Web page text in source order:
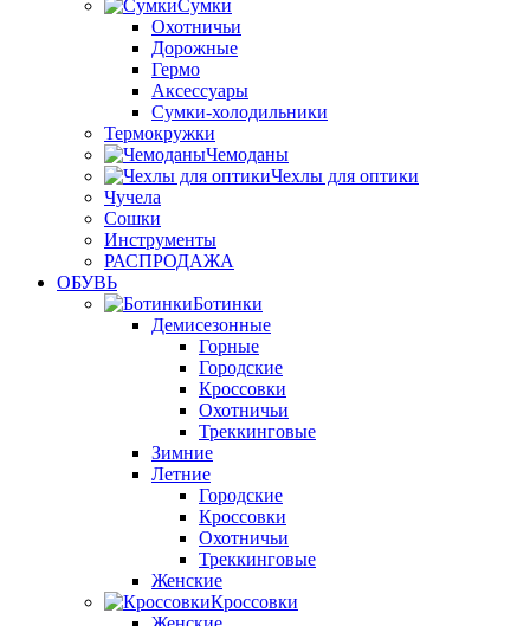
Сумки
Охотничьи
Дорожные
Гермо
Аксессуары
Сумки-холодильники
Термокружки
Чемоданы
Чехлы для оптики
Чучела
Сошки
Инструменты
РАСПРОДАЖА
ОБУВЬ
Ботинки
Демисезонные
Горные
Городские
Кроссовки
Охотничьи
Треккинговые
Зимние
Летние
Городские
Кроссовки
Охотничьи
Треккинговые
Женские
Кроссовки